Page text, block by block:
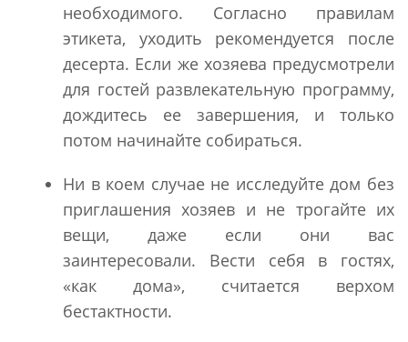
необходимого. Согласно правилам
этикета, уходить рекомендуется после
десерта. Если же хозяева предусмотрели
для гостей развлекательную программу,
дождитесь ее завершения, и только
потом начинайте собираться.
Ни в коем случае не исследуйте дом без
приглашения хозяев и не трогайте их
вещи, даже если они вас
заинтересовали. Вести себя в гостях,
«как дома», считается верхом
бестактности.